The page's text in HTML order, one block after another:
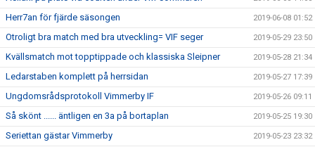
Herr7an för fjärde säsongen 2019-06-08 01:52
Otroligt bra match med bra utveckling= VIF seger 2019-05-29 23:50
Kvällsmatch mot topptippade och klassiska Sleipner 2019-05-28 21:34
Ledarstaben komplett på herrsidan 2019-05-27 17:39
Ungdomsrådsprotokoll Vimmerby IF 2019-05-26 09:11
Så skönt ...... äntligen en 3a på bortaplan 2019-05-25 19:30
Seriettan gästar Vimmerby 2019-05-23 23:32